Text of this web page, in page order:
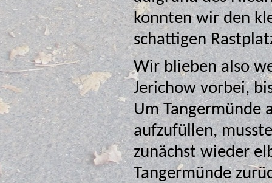
konnten wir den kleinen Pavillon am
schattigen
Wir blieben also
Jerichow vorbei,
Um Tangermünde
aufzufüllen, mussten wir dann
zunächst wieder
Tangermünde